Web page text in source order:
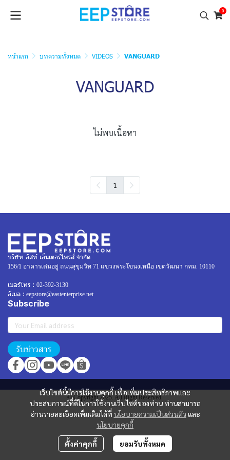
0
หน้าแรก บทความทั้งหมด VIDEOS VANGUARD
VANGUARD
ไม่พบเนื้อหา
1
เว็บไซต์นี้มีการใช้งานคุกกี้ เพื่อเพิ่มประสิทธิภาพและ
ประสบการณ์ที่ดีในการใช้งานเว็บไซต์ของท่าน ท่านสามารถ
อ่านรายละเอียดเพิ่มเติมได้ที่ นโยบายความเป็นส่วนตัว และ
นโยบายคุกกี้
ตั้งค่าคุกกี้ ยอมรับทั้งหมด
บริษัท อิสท์ เอ็นเตอร์ไพรส์ จำกัด
156/1 อาคารเด่นอยู่ ถนนสุขุมวิท 71 แขวงพระโขนงเหนือ เขตวัฒนา กทม. 10110
เบอร์โทร : 02-392-3130
อีเมล : eepstore@eastenterprise.net
Subscribe
รับข่าวสาร
© Copyright 2025. All Right Reserved.